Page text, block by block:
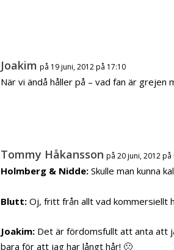
Joakim på 19 juni, 2012 på 17:10
När vi ändå håller på – vad fan är grejen
Tommy Håkansson på 20 juni, 2012 på
Holmberg & Nidde: Skulle man kunna
Blutt: Oj, fritt från allt vad kommersiellt
Joakim: Det är fördomsfullt att anta att
bara för att jag har långt hår! 🙁